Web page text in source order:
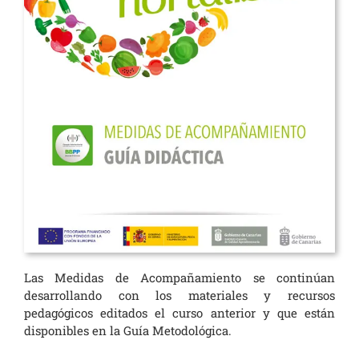
Las Medidas de Acompañamiento se continúan
desarrollando con los materiales y recursos
pedagógicos editados el curso anterior y que están
disponibles en la Guía Metodológica.